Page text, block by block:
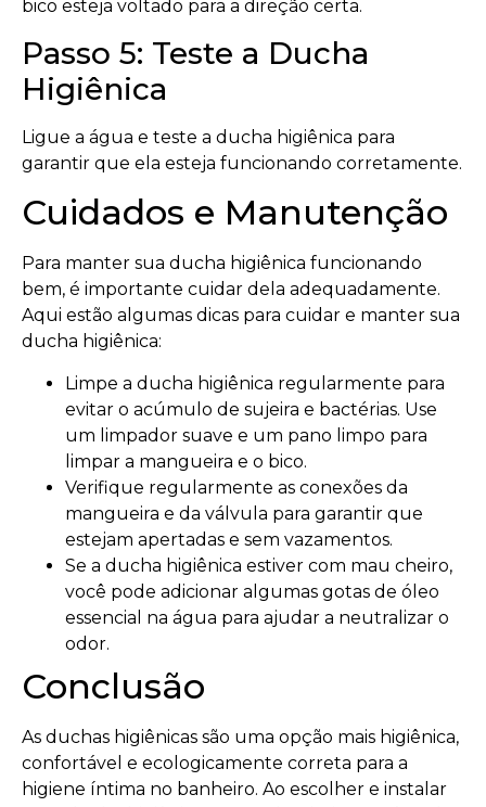
bico esteja voltado para a direção certa.
Passo 5: Teste a Ducha
Higiênica
Ligue a água e teste a ducha higiênica para
garantir que ela esteja funcionando corretamente.
Cuidados e Manutenção
Para manter sua ducha higiênica funcionando
bem, é importante cuidar dela adequadamente.
Aqui estão algumas dicas para cuidar e manter sua
ducha higiênica:
Limpe a ducha higiênica regularmente para
evitar o acúmulo de sujeira e bactérias. Use
um limpador suave e um pano limpo para
limpar a mangueira e o bico.
Verifique regularmente as conexões da
mangueira e da válvula para garantir que
estejam apertadas e sem vazamentos.
Se a ducha higiênica estiver com mau cheiro,
você pode adicionar algumas gotas de óleo
essencial na água para ajudar a neutralizar o
odor.
Conclusão
As duchas higiênicas são uma opção mais higiênica,
confortável e ecologicamente correta para a
higiene íntima no banheiro. Ao escolher e instalar